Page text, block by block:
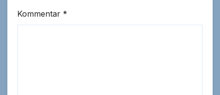
Kommentar *